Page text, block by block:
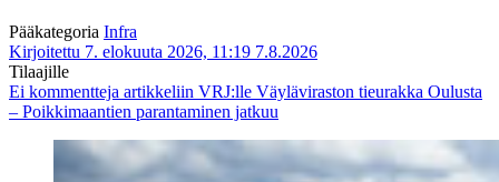
Pääkategoria Infra
Kirjoitettu 7. elokuuta 2026, 11:19 7.8.2026
Tilaajille
Ei kommentteja artikkeliin VRJ:lle Väyläviraston tieurakka Oulusta
– Poikkimaantien parantaminen jatkuu